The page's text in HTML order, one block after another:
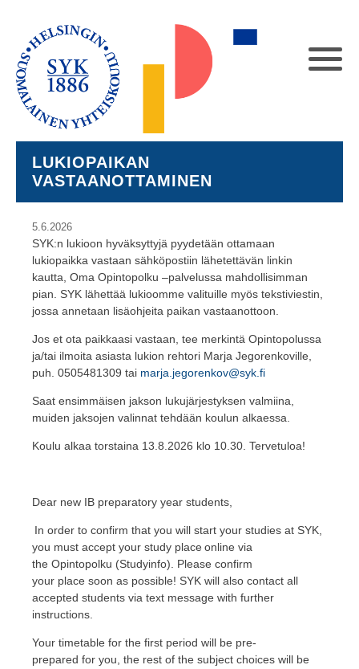
LUKIOPAIKAN
VASTAANOTTAMINEN
5.6.2026
SYK:n lukioon hyväksyttyjä pyydetään ottamaan
lukiopaikka vastaan sähköpostiin lähetettävän linkin
kautta, Oma Opintopolku –palvelussa mahdollisimman
pian. SYK lähettää lukioomme valituille myös tekstiviestin,
jossa annetaan lisäohjeita paikan vastaanottoon.
Jos et ota paikkaasi vastaan, tee merkintä Opintopolussa
ja/tai ilmoita asiasta lukion rehtori Marja Jegorenkoville,
puh. 0505481309 tai marja.jegorenkov@syk.fi
Saat ensimmäisen jakson lukujärjestyksen valmiina,
muiden jaksojen valinnat tehdään koulun alkaessa.
Koulu alkaa torstaina 13.8.2026 klo 10.30. Tervetuloa!
Dear new IB preparatory year students,
In order to confirm that you will start your studies at SYK,
you must accept your study place online via
the Opintopolku (Studyinfo). Please confirm
your place soon as possible! SYK will also contact all
accepted students via text message with further
instructions.
Your timetable for the first period will be pre-
prepared for you, the rest of the subject choices will be